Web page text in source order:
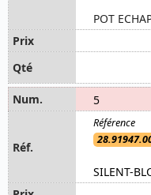
POT
5
SILENT-